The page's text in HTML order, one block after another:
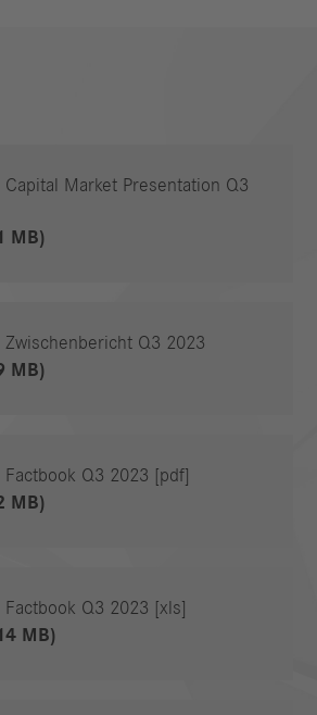
Capital Market Presentation Q3
MB)
Zwischenbericht Q3 2023
MB)
Factbook Q3 2023 [pdf]
MB)
Factbook Q3 2023 [xls]
MB)